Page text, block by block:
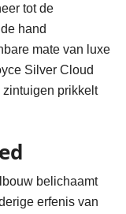
tot de
hand
mate van luxe
Silver Cloud
prikkelt
belichaamt
erfenis van